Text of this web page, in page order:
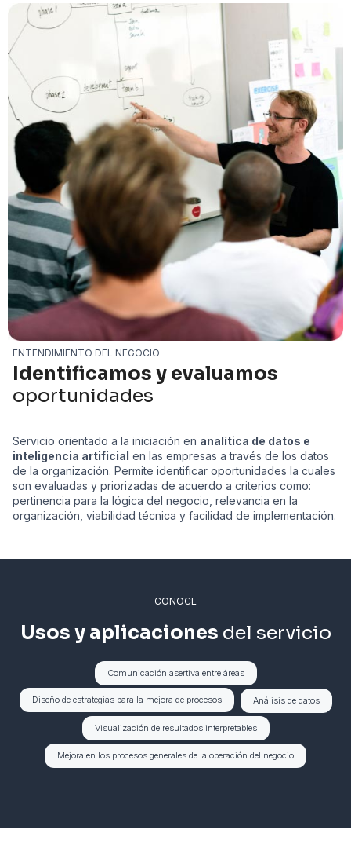
ENTENDIMIENTO DEL NEGOCIO
Identificamos y evaluamos
oportunidades
Servicio orientado a la iniciación en analítica de datos e
inteligencia artificial en las empresas a través de los datos
de la organización. Permite identificar oportunidades la cuales
son evaluadas y priorizadas de acuerdo a criterios como:
pertinencia para la lógica del negocio, relevancia en la
organización, viabilidad técnica y facilidad de implementación.
CONOCE
Usos y aplicaciones del servicio
Comunicación asertiva entre áreas
Diseño de estrategias para la mejora de procesos Análisis de datos
Visualización de resultados interpretables
Mejora en los procesos generales de la operación del negocio